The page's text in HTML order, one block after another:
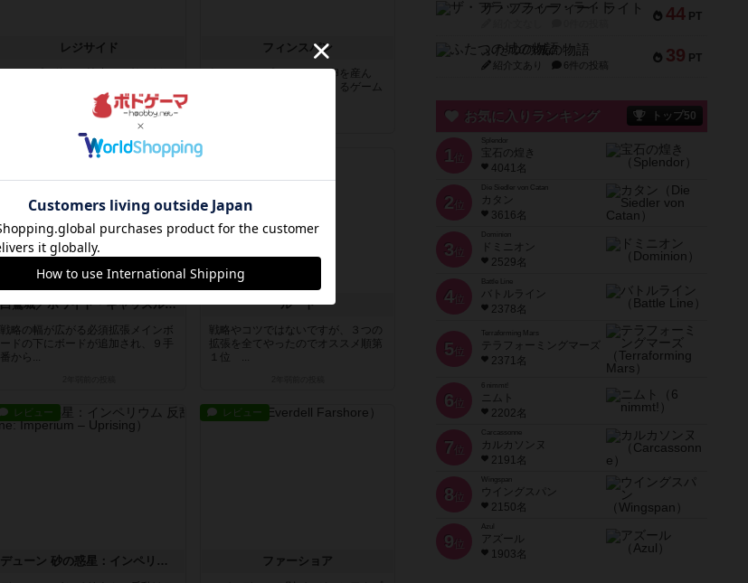
レジサイド フィンスパン
魚カードをプレイして、卵を産ん
で、孵化させ、群れをつくるゲーム
白鷺城／ホワイト・キャッスル：茶の湯（拡張）
戦略の幅が広がる必須拡張メインボ
ードの下にボードが追加され、９手
番から...
ルート
戦略やコツではないですが、３つの
拡張を全てやったのでオススメ順第
１位 ...
レビュー
デューン 砂の惑星：インペリウム 反乱
レビュー
ファーショア
44 PT
ザ・フラッフィー・ライト
39 PT
ふたつの城の物語
紹介文あり 6件の投稿
お気に入りランキング トップ50
1 位
宝石の煌き
4041名
2 位
Die Siedler von Catan
カタン
3616名
3 位
ドミニオン
2529名
4位
Battle Line
バトルライン
2378名
5 位
Terraforming Mars
テラフォーミングマーズ
2371名
6 位
ニムト
2202名
7 位
Carcassonne
カルカソンヌ
2191名
8 位
Wingspan
ウイングスパン
2150名
9 位
Azul
アズール
1903名